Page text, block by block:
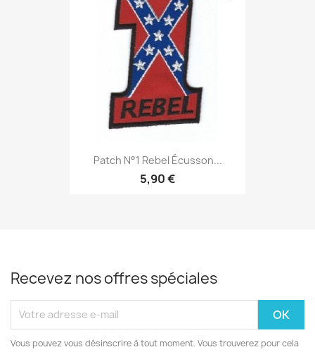
Patch N°1 Rebel Écusson...
5,90 €
Recevez nos offres spéciales
Vous pouvez vous désinscrire à tout moment. Vous trouverez pour cela